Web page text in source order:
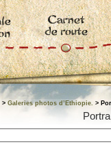
> Galeries photos d’Ethiopie. >